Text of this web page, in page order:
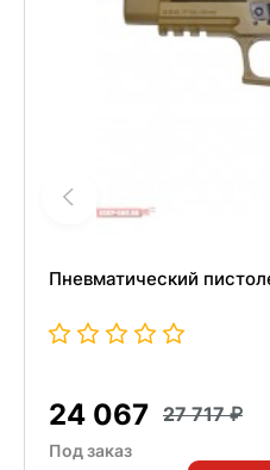
Пневматический
24 067 27 717
Под заказ